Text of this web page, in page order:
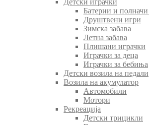
Детски играчки
Батерии и полначи
Друштвени игри
Зимска забава
Летна забава
Плишани играчки
Играчки за деца
Играчки за бебиња
Детски возила на педали
Возила на акумулатор
Автомобили
Мотори
Рекреација
Детски трицикли